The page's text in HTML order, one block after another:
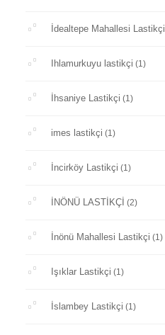
İdealtepe Mahallesi Lastikçi
Ihlamurkuyu lastikçi (1)
İhsaniye Lastikçi (1)
imes lastikçi (1)
İncirköy Lastikçi (1)
İNÖNÜ LASTİKÇİ (2)
İnönü Mahallesi Lastikçi (1)
Işıklar Lastikçi (1)
İslambey Lastikçi (1)